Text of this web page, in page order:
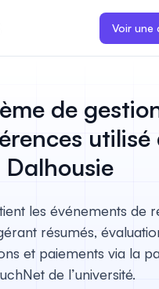
Voir une
moderne et
résumés
résumés.
publiez
programme de
nous
❤️
de
utilisé
Dalhousie
les événements de
résumés,
et paiements via la
de l’université.